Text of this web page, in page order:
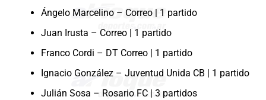
Ángelo Marcelino – Correo | 1 partido
Juan Irusta – Correo | 1 partido
Franco Cordi – DT Correo | 1 partido
Ignacio González – Juventud Unida CB | 1 partido
Julián Sosa – Rosario FC | 3 partidos